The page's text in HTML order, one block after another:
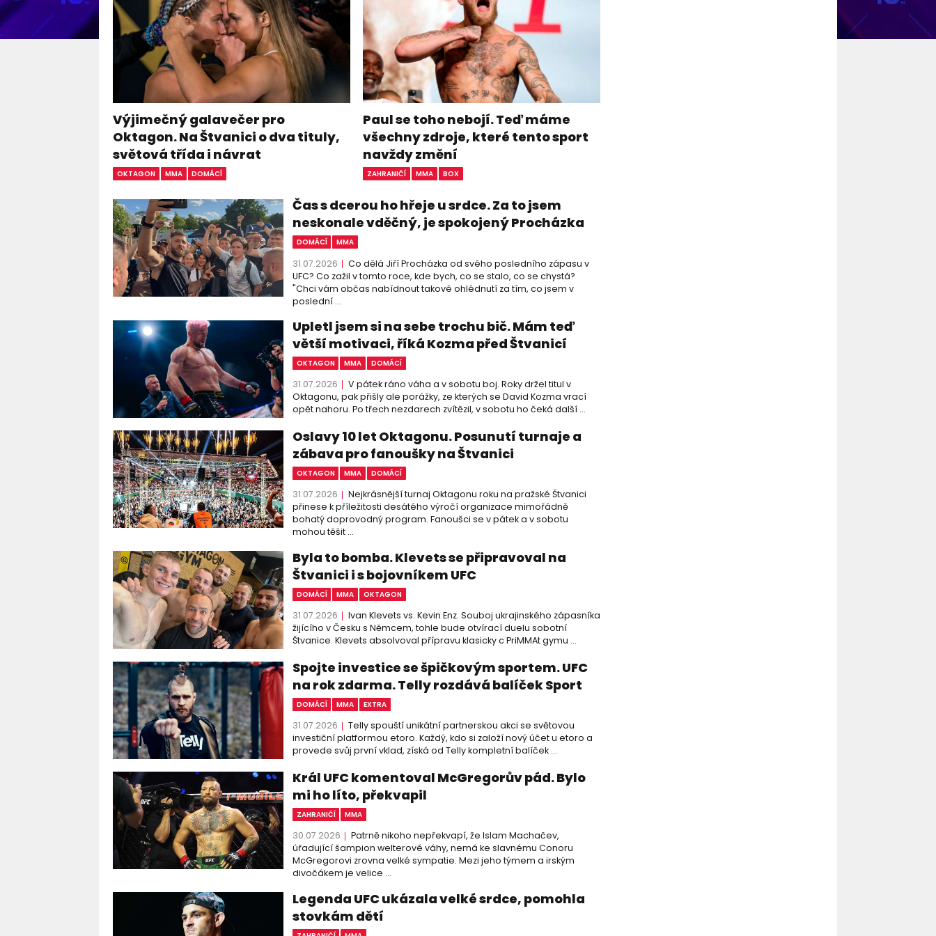
Výjimečný galavečer pro
Oktagon. Na Štvanici o dva tituly,
světová třída i návrat
OKTAGON MMA DOMÁCÍ
Paul se toho nebojí. Teď máme
všechny zdroje, které tento sport
navždy změní
ZAHRANIČÍ MMA BOX
Čas s dcerou ho hřeje u srdce. Za to jsem
neskonale vděčný, je spokojený Procházka
DOMÁCÍ MMA
31.07.2026
Co dělá Jiří Procházka od svého posledního zápasu v
UFC? Co zažil v tomto roce, kde bych, co se stalo, co se chystá?
"Chci vám občas nabídnout takové ohlédnutí za tím, co jsem v
poslední ...
Upletl jsem si na sebe trochu bič. Mám teď
větší motivaci, říká Kozma před Štvanicí
OKTAGON MMA DOMÁCÍ
31.07.2026
V pátek ráno váha a v sobotu boj. Roky držel titul v
Oktagonu, pak přišly ale porážky, ze kterých se David Kozma vrací
opět nahoru. Po třech nezdarech zvítězil, v sobotu ho čeká další ...
Oslavy 10 let Oktagonu. Posunutí turnaje a
zábava pro fanoušky na Štvanici
OKTAGON MMA DOMÁCÍ
31.07.2026
Nejkrásnější turnaj Oktagonu roku na pražské Štvanici
přinese k příležitosti desátého výročí organizace mimořádně
bohatý doprovodný program. Fanoušci se v pátek a v sobotu
mohou těšit ...
Byla to bomba. Klevets se připravoval na
Štvanici i s bojovníkem UFC
DOMÁCÍ MMA OKTAGON
31.07.2026
Ivan Klevets vs. Kevin Enz. Souboj ukrajinského zápasníka
žijícího v Česku s Němcem, tohle bude otvírací duelu sobotní
Štvanice. Klevets absolvoval přípravu klasicky c PriMMAt gymu ...
Spojte investice se špičkovým sportem. UFC
na rok zdarma. Telly rozdává balíček Sport
DOMÁCÍ MMA EXTRA
31.07.2026
Telly spouští unikátní partnerskou akci se světovou
investiční platformou etoro. Každý, kdo si založí nový účet u etoro a
provede svůj první vklad, získá od Telly kompletní balíček ...
Král UFC komentoval McGregorův pád. Bylo
mi ho líto, překvapil
ZAHRANIČÍ MMA
30.07.2026
Patrně nikoho nepřekvapí, že Islam Machačev,
úřadující šampion welterové váhy, nemá ke slavnému Conoru
McGregorovi zrovna velké sympatie. Mezi jeho týmem a irským
divočákem je velice ...
Legenda UFC ukázala velké srdce, pomohla
stovkám dětí